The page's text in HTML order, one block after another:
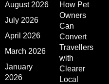
August 2026
July 2026
April 2026
March 2026
January
2026
How Pet
Owners
Can
Convert
Travellers
with
Clearer
Local